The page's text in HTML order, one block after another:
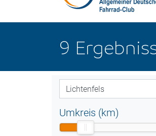
9
Umkreis (km)